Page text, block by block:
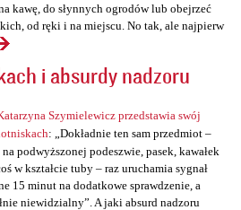
kawę, do słynnych ogrodów lub obejrzeć
od ręki i na miejscu. No tak, ale najpierw
i absurdy nadzoru
Szymielewicz przedstawia swój
: „Dokładnie ten sam przedmiot –
podwyższonej podeszwie, pasek, kawałek
w kształcie tuby – raz uruchamia sygnał
15 minut na dodatkowe sprawdzenie, a
niewidzialny”. A jaki absurd nadzoru